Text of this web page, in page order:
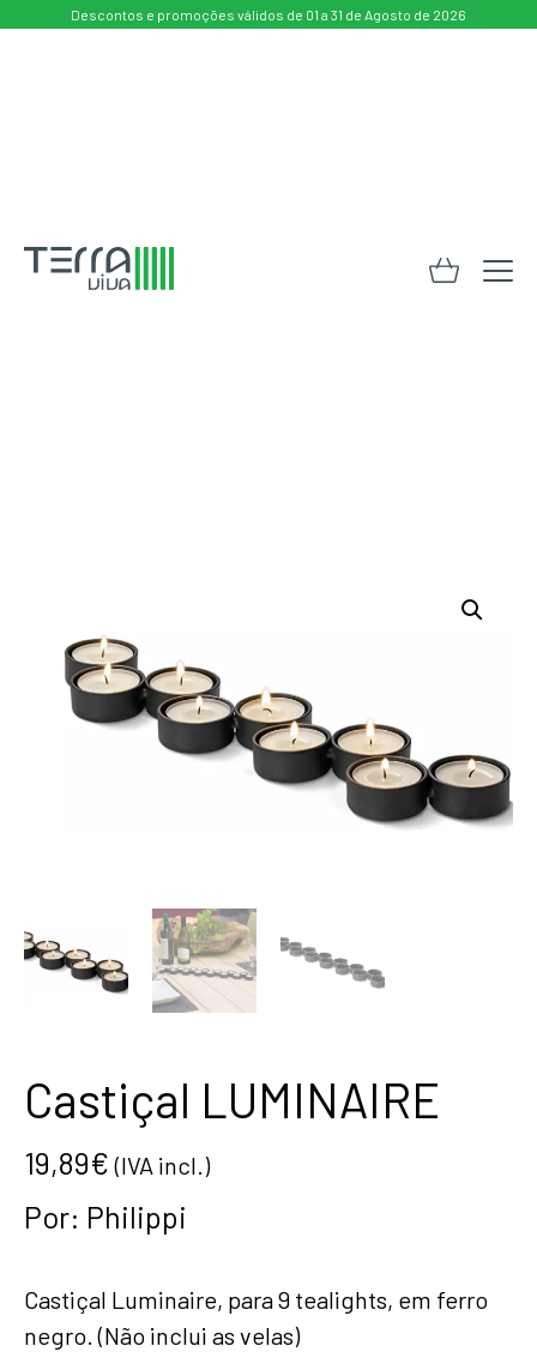
Descontos e promoções válidos de 01 a 31 de Agosto de 2026
Castiçal LUMINAIRE
19,89€ (IVA incl.)
Por: Philippi
Castiçal Luminaire, para 9 tealights, em ferro
negro. (Não inclui as velas)